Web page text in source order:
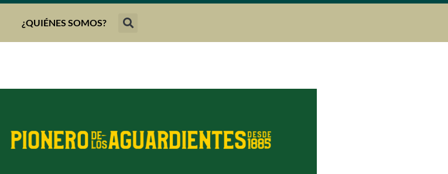
¿QUIÉNES SOMOS?